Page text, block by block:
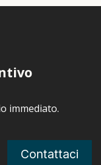
immediato.
Contattaci